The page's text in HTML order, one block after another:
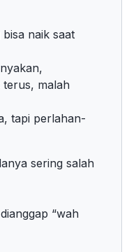
naik saat
malah
tapi perlahan-
sering salah
“wah